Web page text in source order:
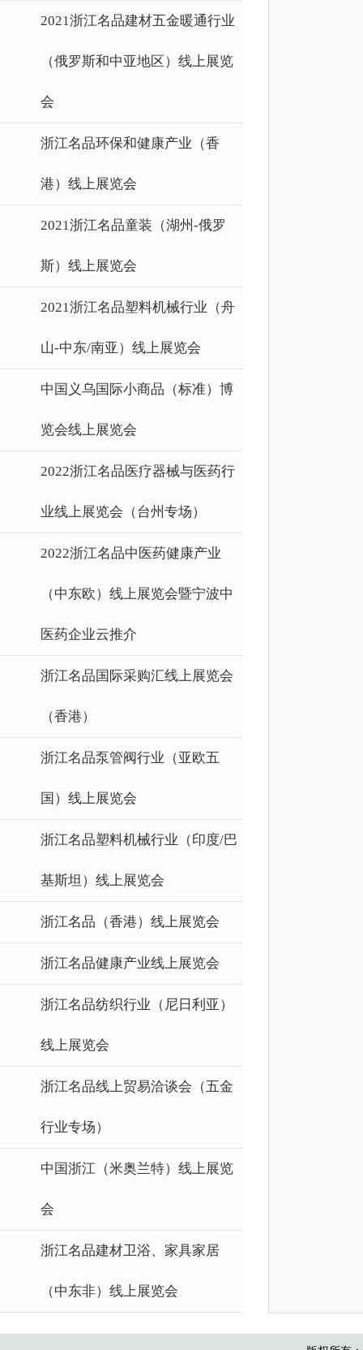
2021浙江名品建材五金暖通行业
（俄罗斯和中亚地区）线上展览
会
浙江名品环保和健康产业（香
港）线上展览会
2021浙江名品童装（湖州-俄罗
斯）线上展览会
2021浙江名品塑料机械行业（舟
山-中东/南亚）线上展览会
中国义乌国际小商品（标准）博
览会线上展览会
2022浙江名品医疗器械与医药行
业线上展览会（台州专场）
2022浙江名品中医药健康产业
（中东欧）线上展览会暨宁波中
医药企业云推介
浙江名品国际采购汇线上展览会
（香港）
浙江名品泵管阀行业（亚欧五
国）线上展览会
浙江名品塑料机械行业（印度/巴
基斯坦）线上展览会
浙江名品（香港）线上展览会
浙江名品健康产业线上展览会
浙江名品纺织行业（尼日利亚）
线上展览会
浙江名品线上贸易洽谈会（五金
行业专场）
中国浙江（米奥兰特）线上展览
会
浙江名品建材卫浴、家具家居
（中东非）线上展览会